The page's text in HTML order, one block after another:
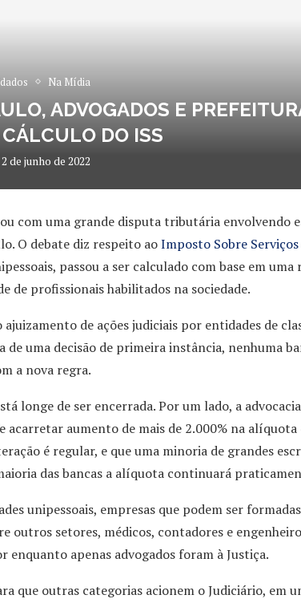
Na Mídia
ADVOGADOS E
DO ISS
2 de junho de 2022
com uma grande disputa tributária envolvendo
O debate diz respeito aoImposto Sobre Serviços
passou a ser calculado com base em
de profissionais habilitados na sociedade.
de ações judiciais por entidades de
uma decisão de primeira instância, nenhuma
a nova regra.
longe de ser encerrada. Por um lado, a
acarretar aumento de mais de 2.000% na alíquota
é regular, e que uma minoria de grandes
das bancas a alíquota continuará
unipessoais, empresas que podem ser
outros setores, médicos, contadores e
enquanto apenas advogados foram à Justiça.
que outras categorias acionem o Judiciário, em